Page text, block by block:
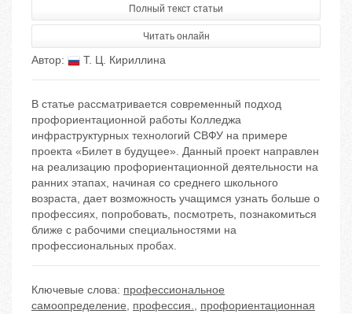
Полный текст статьи
Читать онлайн
Автор: Т. Ц. Кириллина
В статье рассматривается современный подход
профориентационной работы Колледжа
инфраструктурных технологий СВФУ на примере
проекта «Билет в будущее». Данный проект направлен
на реализацию профориентационной деятельности на
ранних этапах, начиная со среднего школьного
возраста, дает возможность учащимся узнать больше о
профессиях, попробовать, посмотреть, познакомиться
ближе с рабочими специальностями на
профессиональных пробах.
Ключевые слова: профессиональное
самоопределение, профессия., профориентационная